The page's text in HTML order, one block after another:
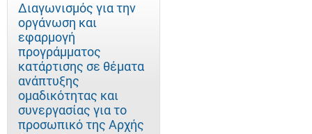
Διαγωνισμός για την
οργάνωση και
εφαρμογή
προγράμματος
κατάρτισης σε θέματα
ανάπτυξης
ομαδικότητας και
συνεργασίας για το
προσωπικό της Αρχής